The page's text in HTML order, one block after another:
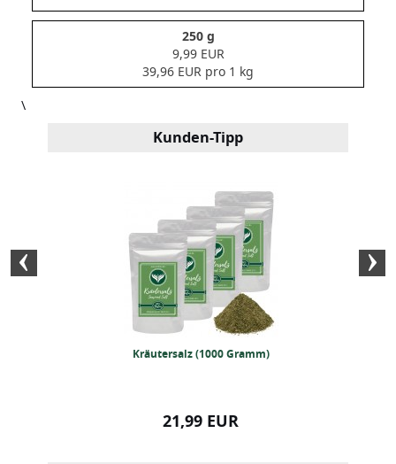
250 g
9,99 EUR
39,96 EUR pro 1 kg
\
Kunden-Tipp
Kräutersalz (1000 Gramm)
21,99 EUR